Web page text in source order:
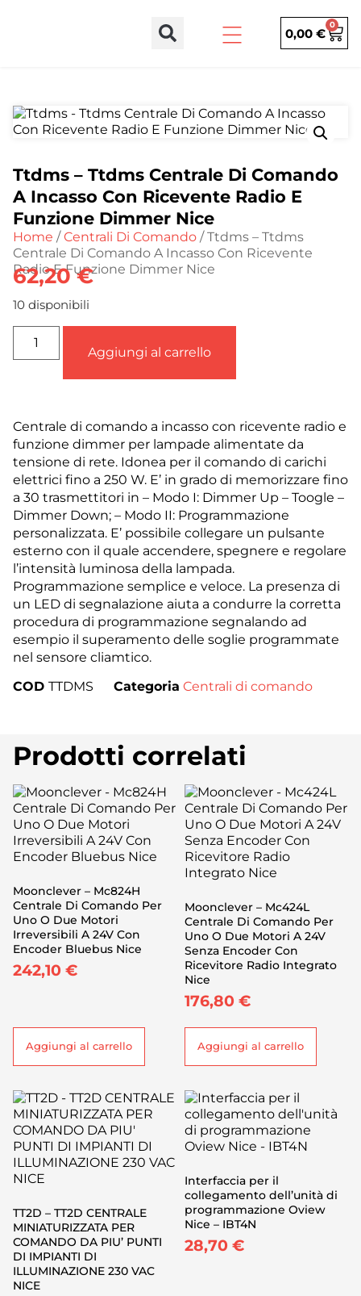
0,00 €
0
Ttdms – Ttdms Centrale Di Comando
A Incasso Con Ricevente Radio E
Funzione Dimmer Nice
Home /Centrali Di Comando / Ttdms – Ttdms
Centrale Di Comando A Incasso Con Ricevente
Radio E Funzione Dimmer Nice
62,20€
10 disponibili
Aggiungi al carrello
Centrale di comando a incasso con ricevente radio e
funzione dimmer per lampade alimentate da
tensione di rete. Idonea per il comando di carichi
elettrici fino a 250 W. E’ in grado di memorizzare fino
a 30 trasmettitori in – Modo I: Dimmer Up – Toogle –
Dimmer Down; – Modo II: Programmazione
personalizzata. E’ possibile collegare un pulsante
esterno con il quale accendere, spegnere e regolare
l’intensità luminosa della lampada.
Programmazione semplice e veloce. La presenza di
un LED di segnalazione aiuta a condurre la corretta
procedura di programmazione segnalando ad
esempio il superamento delle soglie programmate
nel sensore cliamtico.
COD TTDMS Categoria Centrali di comando
Prodotti correlati
Moonclever – Mc824H
Centrale Di Comando Per
Uno O Due Motori
Irreversibili A 24V Con
Encoder Bluebus Nice
242,10 €
Aggiungi al carrello
Moonclever – Mc424L
Centrale Di Comando Per
Uno O Due Motori A 24V
Senza Encoder Con
Ricevitore Radio Integrato
Nice
176,80 €
Aggiungi al carrello
TT2D – TT2D CENTRALE
MINIATURIZZATA PER
COMANDO DA PIU’ PUNTI
DI IMPIANTI DI
ILLUMINAZIONE 230 VAC
NICE
Interfaccia per il
collegamento dell’unità di
programmazione Oview
Nice – IBT4N
28,70 €